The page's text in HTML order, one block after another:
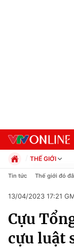
Chuyên mục
Chính trị
THẾ GIỚI
Chính trị
Pháp luật
Kinh tế
Thể thao
Truyền
Tin tức Thế giới đó
13/04/2023 17:21
Cựu
cựu luật